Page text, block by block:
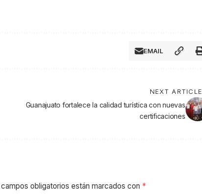
EMAIL
NEXT ARTICLE
Guanajuato fortalece la calidad turística con nuevas
certificaciones
obligatorios están marcados con *